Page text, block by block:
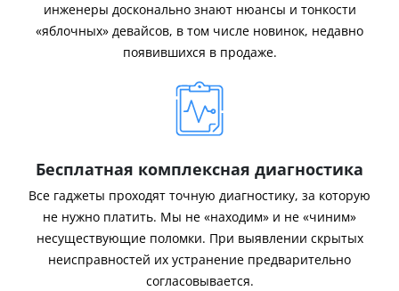
инженеры досконально знают нюансы и тонкости
«яблочных» девайсов, в том числе новинок, недавно
появившихся в продаже.
Бесплатная комплексная диагностика
Все гаджеты проходят точную диагностику, за которую
не нужно платить. Мы не «находим» и не «чиним»
несуществующие поломки. При выявлении скрытых
неисправностей их устранение предварительно
согласовывается.